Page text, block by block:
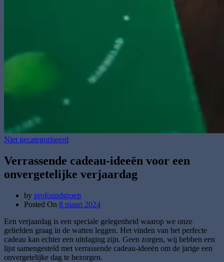
Niet gecategoriseerd
Verrassende cadeau-ideeën voor een
onvergetelijke verjaardag
by profoundgroep
Posted On 8 maart 2024
Een verjaardag is een speciale gelegenheid waarop we onze
geliefden graag in de watten leggen. Het vinden van het perfecte
cadeau kan echter een uitdaging zijn. Geen zorgen, wij hebben een
lijst samengesteld met verrassende cadeau-ideeën om de jarige een
onvergetelijke dag te bezorgen.